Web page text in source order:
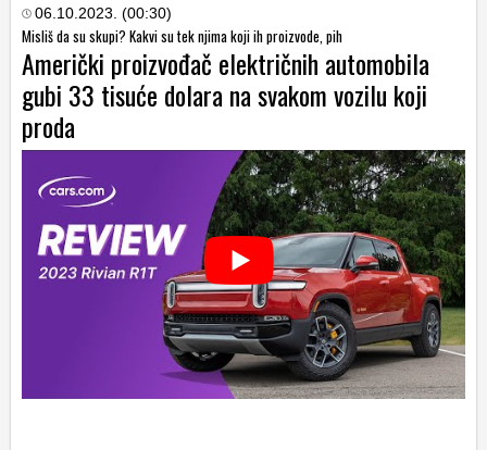
06.10.2023. (00:30)
Misliš da su skupi? Kakvi su tek njima koji ih proizvode, pih
Američki proizvođač električnih automobila
gubi 33 tisuće dolara na svakom vozilu koji
proda